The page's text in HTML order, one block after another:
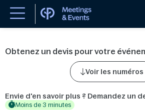
Obtenez un devis pour votre
Voir les numéros
Envie d'en savoir plus ? Demandez un
Moins de 3 minutes